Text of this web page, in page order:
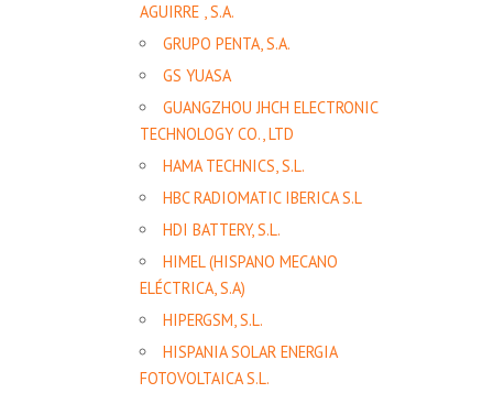
AGUIRRE , S.A.
GRUPO PENTA, S.A.
GS YUASA
GUANGZHOU JHCH ELECTRONIC
TECHNOLOGY CO., LTD
HAMA TECHNICS, S.L.
HBC RADIOMATIC IBERICA S.L
HDI BATTERY, S.L.
HIMEL (HISPANO MECANO
ELÉCTRICA, S.A)
HIPERGSM, S.L.
HISPANIA SOLAR ENERGIA
FOTOVOLTAICA S.L.